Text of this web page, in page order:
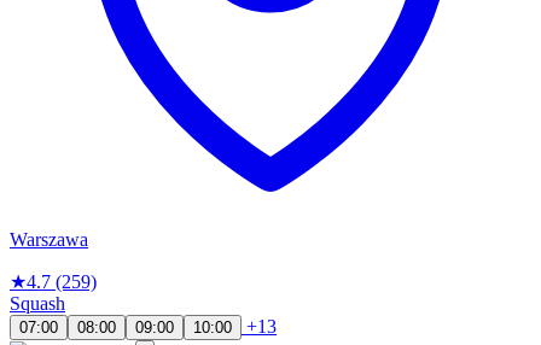
Warszawa
★4.7 (259)
Squash
07:00 08:00 09:00 10:00
+13